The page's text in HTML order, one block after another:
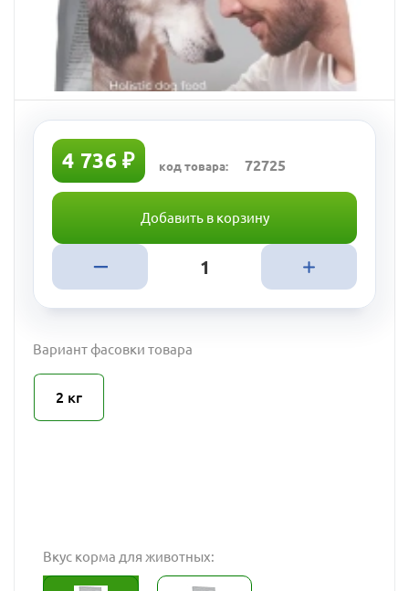
4 736 ₽ код товара: 72725
Добавить в корзину
Вариант фасовки товара
2 кг
Вкус корма для животных: